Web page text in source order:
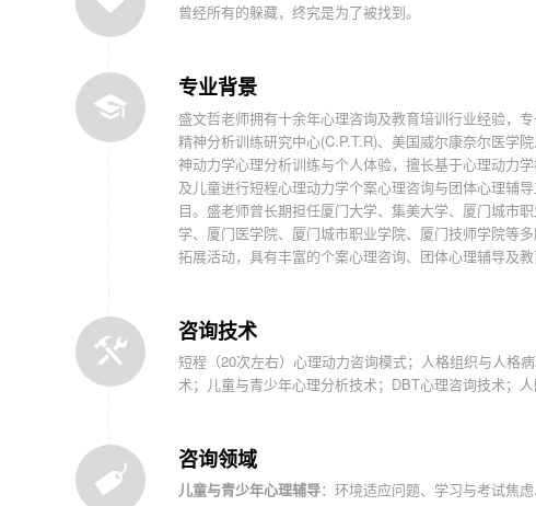
曾经所有的躲藏，终究是为了被找到。
专业背景
盛文哲老师拥有十余年心理咨询及教育培训行业经验，
精神分析训练研究中心(C.P.T.R)、美国威尔康奈尔医学
神动力学心理分析训练与个人体验，擅长基于心理动力
及儿童进行短程心理动力学个案心理咨询与团体心理辅
目。盛老师曾长期担任厦门大学、集美大学、厦门城市
学、厦门医学院、厦门城市职业学院、厦门技师学院等
拓展活动，具有丰富的个案心理咨询、团体心理辅导及教
咨询技术
短程（20次左右）心理动力咨询模式；人格组织与人格
术；儿童与青少年心理分析技术；DBT心理咨询技术；人
咨询领域
儿童与青少年心理辅导：环境适应问题、学习与考试焦